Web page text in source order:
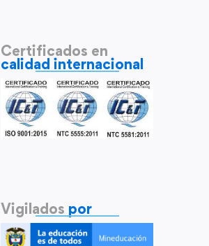
Certificados en
calidad internacional
Vigilados por